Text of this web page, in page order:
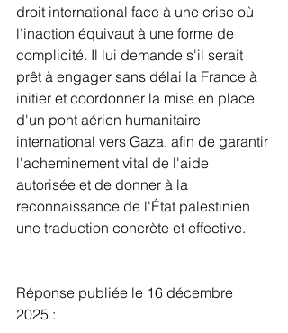
droit international face à une crise où
l'inaction équivaut à une forme de
complicité. Il lui demande s'il serait
prêt à engager sans délai la France à
initier et coordonner la mise en place
d'un pont aérien humanitaire
international vers Gaza, afin de garantir
l'acheminement vital de l'aide
autorisée et de donner à la
reconnaissance de l'État palestinien
une traduction concrète et effective.
Réponse publiée le 16 décembre
2025 :